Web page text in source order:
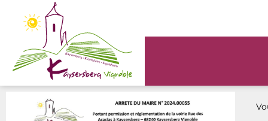
Panneau de gestion des cookies